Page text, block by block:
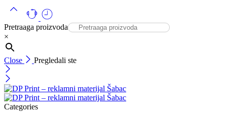
Pretraaga proizvoda
×
Close Pregledali ste
Categories